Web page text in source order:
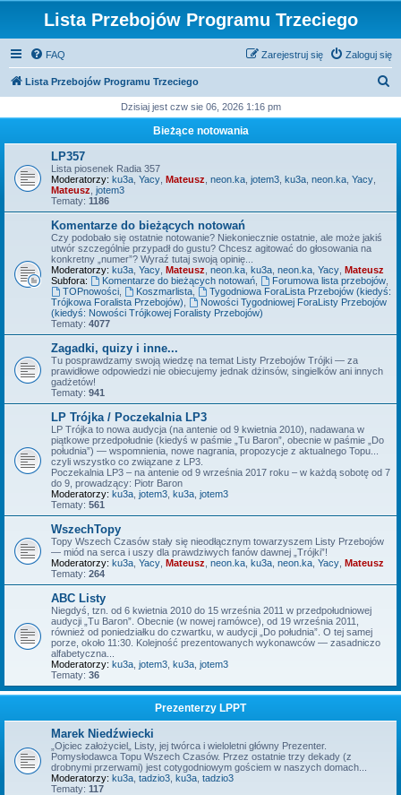
Lista Przebojów Programu Trzeciego
FAQ Zaloguj się
Zarejestruj się
Lista Przebojów Programu Trzeciego
k
Dzisiaj jest czw sie 06, 2026 1:16 pm
Bieżące notowania
LP357
Lista piosenek Radia 357
Moderatorzy: ku3a Yacy Mateusz neon.ka jotem3 ku3a neon.ka Yacy
Mateusz jotem3
Tematy: 1186
Komentarze do bieżących notowań
Czy podobało się ostatnie notowanie? Niekoniecznie ostatnie, ale może jakiś
utwór szczególnie przypadł do gustu? Chcesz agitować do głosowania na
konkretny „numer”? Wyraź tutaj swoją opinię...
Moderatorzy: ku3a Yacy Mateusz neon.ka ku3a neon.ka Yacy Mateusz
Subfora:
Komentarze do bieżących notowań, Forumowa lista przebojów,
TOPnowości, Koszmarlista,
Tygodniowa ForaLista Przebojów (kiedyś:
Trójkowa Foralista Przebojów)
Nowości Tygodniowej ForaListy Przebojów
(kiedyś: Nowości Trójkowej Foralisty Przebojów)
Tematy: 4077
Zagadki, quizy i inne...
Tu posprawdzamy swoją wiedzę na temat Listy Przebojów Trójki — za
prawidłowe odpowiedzi nie obiecujemy jednak dżinsów, singielków ani innych
gadżetów!
Tematy: 941
LP Trójka / Poczekalnia LP3
LP Trójka to nowa audycja (na antenie od 9 kwietnia 2010), nadawana w
piątkowe przedpołudnie (kiedyś w paśmie „Tu Baron”, obecnie w paśmie „Do
południa”) — wspomnienia, nowe nagrania, propozycje z aktualnego Topu...
czyli wszystko co związane z LP3.
Poczekalnia LP3 – na antenie od 9 września 2017 roku – w każdą sobotę od 7
do 9, prowadzący: Piotr Baron
Moderatorzy: ku3a jotem3 ku3a jotem3
Tematy: 561
WszechTopy
Topy Wszech Czasów stały się nieodłącznym towarzyszem Listy Przebojów
— miód na serca i uszy dla prawdziwych fanów dawnej „Trójki”!
Moderatorzy: ku3a Yacy Mateusz neon.ka ku3a neon.ka Yacy Mateusz
Tematy: 264
ABC Listy
Niegdyś, tzn. od 6 kwietnia 2010 do 15 września 2011 w przedpołudniowej
audycji „Tu Baron”. Obecnie (w nowej ramówce), od 19 września 2011,
również od poniedziałku do czwartku, w audycji „Do południa”. O tej samej
porze, około 11:30. Kolejność prezentowanych wykonawców — zasadniczo
alfabetyczna...
Moderatorzy: ku3a jotem3 ku3a jotem3
Tematy: 36
Prezenterzy LPPT
Marek Niedźwiecki
„Ojciec założyciel„ Listy, jej twórca i wieloletni główny Prezenter.
Pomysłodawca Topu Wszech Czasów. Przez ostatnie trzy dekady (z
drobnymi przerwami) jest cotygodniowym gościem w naszych domach...
Moderatorzy: ku3a tadzio3 ku3a tadzio3
Tematy: 117